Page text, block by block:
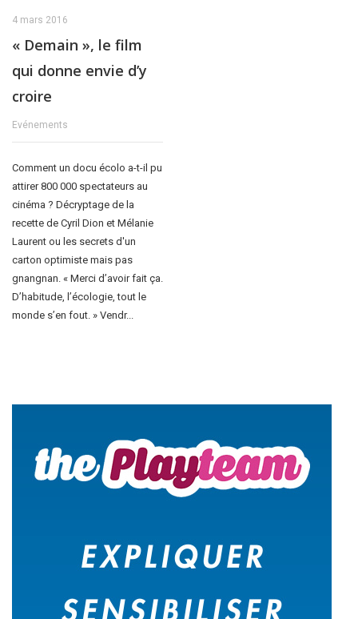
« Demain », le film
qui donne envie d’y
croire
Evénements
4 mars 2016
Comment un docu écolo a-t-il pu
attirer 800 000 spectateurs au
cinéma ? Décryptage de la
recette de Cyril Dion et Mélanie
Laurent ou les secrets d'un
carton optimiste mais pas
gnangnan. « Merci d’avoir fait ça.
D’habitude, l’écologie, tout le
monde s’en fout. » Vendr...